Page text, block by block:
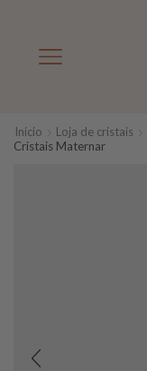
Início Loja de cristais
Cristais Maternar